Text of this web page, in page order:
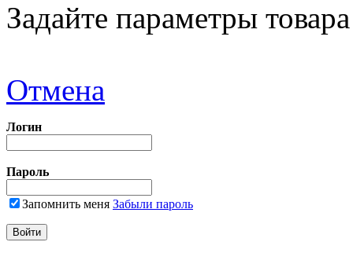
Задайте параметры товара
Отмена
Логин
Пароль
Запомнить меня Забыли пароль